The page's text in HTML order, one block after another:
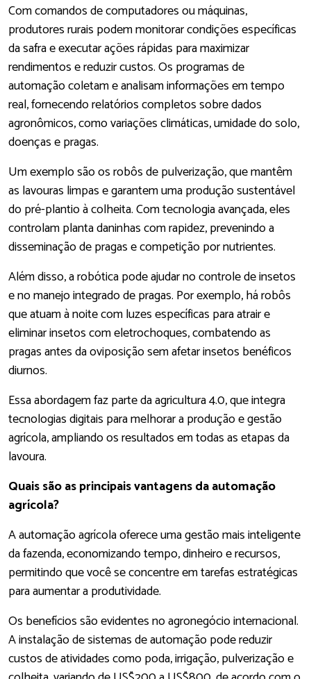
Com comandos de computadores ou máquinas,
produtores rurais podem monitorar condições específicas
da safra e executar ações rápidas para maximizar
rendimentos e reduzir custos. Os programas de
automação coletam e analisam informações em tempo
real, fornecendo relatórios completos sobre dados
agronômicos, como variações climáticas, umidade do solo,
doenças e pragas.
Um exemplo são os robôs de pulverização, que mantêm
as lavouras limpas e garantem uma produção sustentável
do pré-plantio à colheita. Com tecnologia avançada, eles
controlam planta daninhas com rapidez, prevenindo a
disseminação de pragas e competição por nutrientes.
Além disso, a robótica pode ajudar no controle de insetos
e no manejo integrado de pragas. Por exemplo, há robôs
que atuam à noite com luzes específicas para atrair e
eliminar insetos com eletrochoques, combatendo as
pragas antes da oviposição sem afetar insetos benéficos
diurnos.
Essa abordagem faz parte da agricultura 4.0, que integra
tecnologias digitais para melhorar a produção e gestão
agrícola, ampliando os resultados em todas as etapas da
lavoura.
Quais são as principais vantagens da automação
agrícola?
A automação agrícola oferece uma gestão mais inteligente
da fazenda, economizando tempo, dinheiro e recursos,
permitindo que você se concentre em tarefas estratégicas
para aumentar a produtividade.
Os benefícios são evidentes no agronegócio internacional.
A instalação de sistemas de automação pode reduzir
custos de atividades como poda, irrigação, pulverização e